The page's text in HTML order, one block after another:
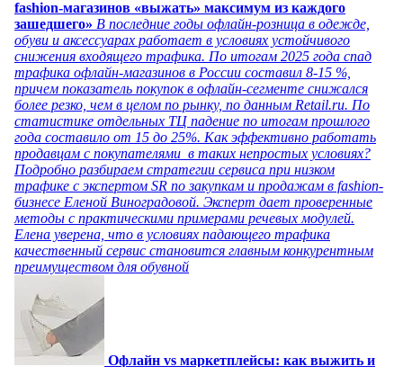
fashion-магазинов «выжать» максимум из каждого
зашедшего» В последние годы офлайн-розница в одежде,
обуви и аксессуарах работает в условиях устойчивого
снижения входящего трафика. По итогам 2025 года спад
трафика офлайн-магазинов в России составил 8-15 %,
причем показатель покупок в офлайн-сегменте снижался
более резко, чем в целом по рынку, по данным Retail.ru. По
статистике отдельных ТЦ падение по итогам прошлого
года составило от 15 до 25%. Как эффективно работать
продавцам с покупателями в таких непростых условиях?
Подробно разбираем стратегии сервиса при низком
трафике с экспертом SR по закупкам и продажам в fashion-
бизнесе Еленой Виноградовой. Эксперт дает проверенные
методы с практическими примерами речевых модулей.
Елена уверена, что в условиях падающего трафика
качественный сервис становится главным конкурентным
преимуществом для обувной
Офлайн vs маркетплейсы: как выжить и